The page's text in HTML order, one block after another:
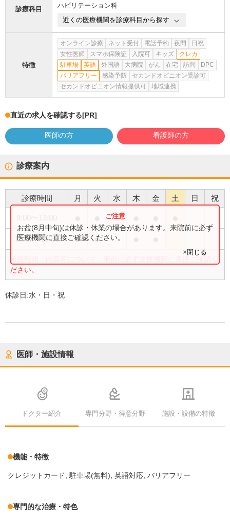
診療科目
ハビリテーション科
近くの医療機関を診療科目から探す
特徴
オンライン診療 ネット受付 電話予約 夜間
日祝
女性医師
スマホ保険証 入院可 キッズ
クレカ
駐車場
英語 外国語 大病院 がん 在宅 訪問
DPC
バリアフリー
感染予防
セカンドオピニオン受診可
セカンドオピニオン情報提供可
地域連携
直近の求人を確認する[PR]
医師の方 看護師の方
診療案内
診療時間 月 火 水 木 金 土 日 祝
15:30〜18:30 ● ●
診療時間・内容等について、事前に必ず医療機関に直接ご確認く
ださい。
お盆(8月中旬)は休診・休業の場合があります。来院前に必ず
医療機関に直接ご確認ください。
×閉じる
休診日:水・日・祝
医師・施設情報
ドクター紹介 専門分野・得意分野 施設・設備の特徴
機能・特徴
クレジットカード 駐車場(無料) 英語対応 バリアフリー
専門的な治療・特色